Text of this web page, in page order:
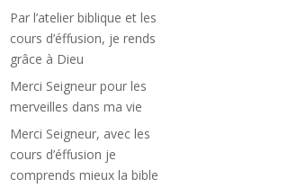
Par l’atelier biblique et les
cours d’éffusion, je rends
grâce à Dieu
Merci Seigneur pour les
merveilles dans ma vie
Merci Seigneur, avec les
cours d’éffusion je
comprends mieux la bible